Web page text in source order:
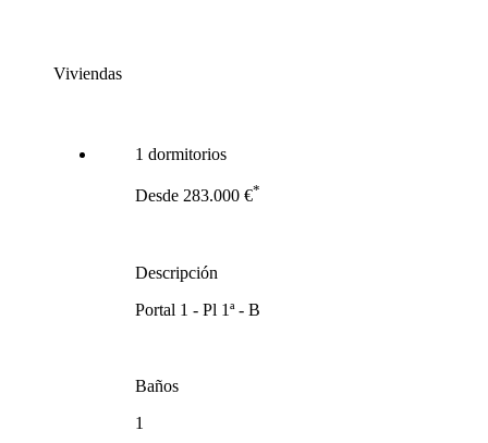
Viviendas
1 dormitorios
Desde 283.000 €*
Descripción
Portal 1 - Pl 1ª - B
Baños
1